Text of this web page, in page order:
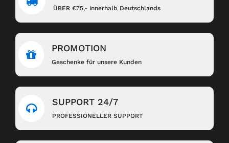
ÜBER €75,- innerhalb Deutschlands
PROMOTION
Geschenke für unsere Kunden
SUPPORT 24/7
PROFESSIONELLER SUPPORT